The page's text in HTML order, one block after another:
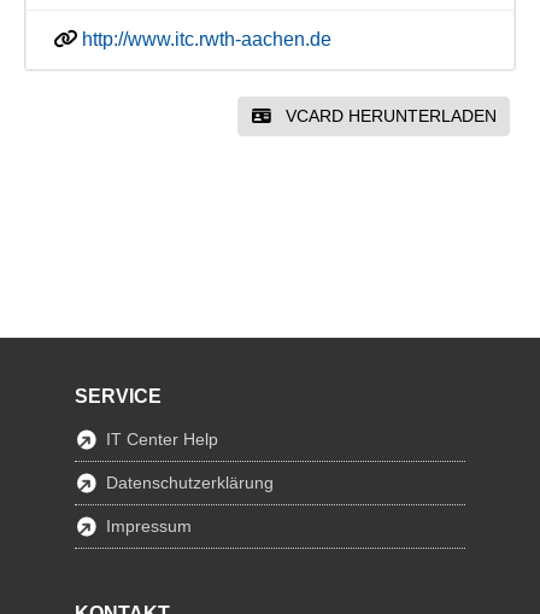
http://www.itc.rwth-aachen.de
VCARD HERUNTERLADEN
SERVICE
IT Center Help
Datenschutzerklärung
Impressum